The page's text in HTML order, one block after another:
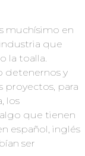
muchísimo en
que
la toalla.
detenernos y
proyectos, para
los
que tienen
español, inglés
ser